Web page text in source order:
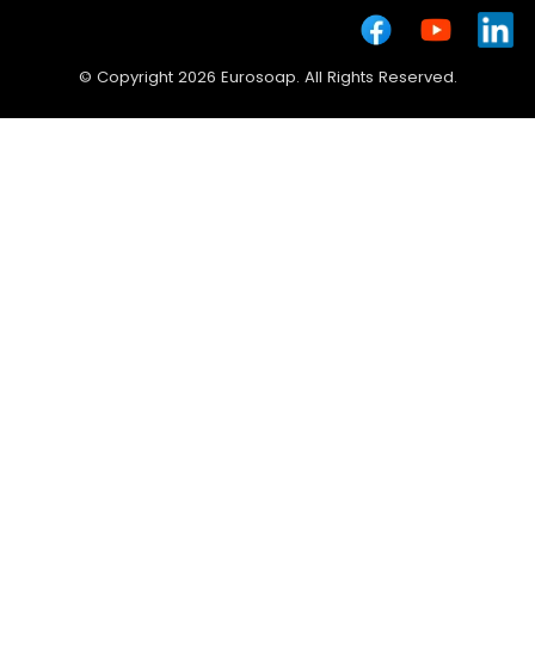
© Copyright 2026 Eurosoap. All Rights Reserved.